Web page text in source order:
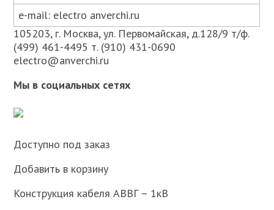
e-mail: electro anverchi.ru
105203, г. Москва, ул. Первомайская, д.128/9 т/ф.
(499) 461-4495 т. (910) 431-0690
electro@anverchi.ru
Мы в социальных сетях
Доступно под заказ
Добавить в корзину
Конструкция кабеля АВВГ – 1кВ